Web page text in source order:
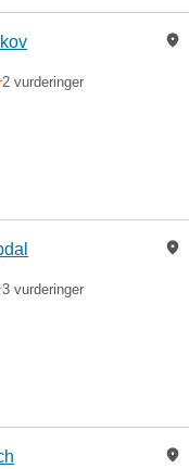
2 vurderinger
3 vurderinger